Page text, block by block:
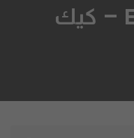
Elizabeth Cakes – كيك